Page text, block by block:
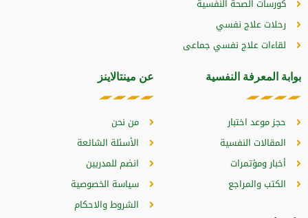
عن مينتالاينز
من نحن
الأسئلة الشائعة
انضم للمدربين
سياسة الخصوصية
الشروط والاحكام
بوابة المعرفة النفسية
حجز موعد اختبار
المقالات النفسية
أخبار ومؤتمرات
الكتب والمراجع
كورسات الصحة النفسية
رحلات علاج نفسي
لقاءات علاج نفسي جماعى